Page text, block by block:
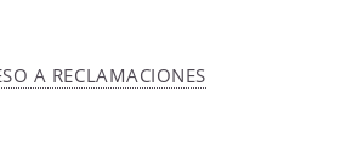
A RECLAMACIONES